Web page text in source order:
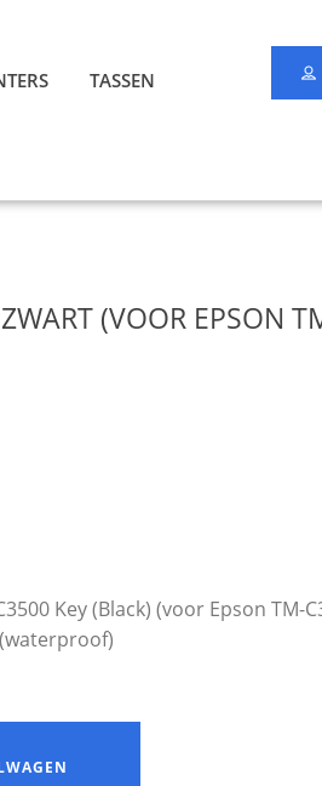
TASSEN
(VOOR EPSON
Key (Black) (voor Epson TM-